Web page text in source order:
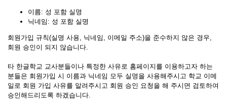
이름: 성 포함 실명
닉네임: 성 포함 실명
회원가입 규칙(실명 사용, 닉네임, 이메일 주소)을 준수하지 않은 경우,
회원 승인이 되지 않습니다.
타 한글학교 교사분들이나 특정한 사유로 홈페이지를 이용하고자 하는
분들은 회원가입 시 이름과 닉네임 모두 실명을 사용해주시고 학교 이메
일로 회원 가입 사유를 알려주시고 회원 승인 요청을 해 주시면 검토하여
승인해드리도록 하겠습니다.